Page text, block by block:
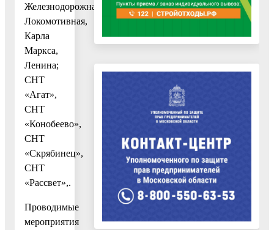
Железнодорожная,
Локомотивная,
Карла
Маркса,
Ленина;
СНТ
«Агат»,
СНТ
«Конобеево»,
СНТ
«Скрябинец»,
СНТ
«Рассвет»,.
Проводимые
мероприятия